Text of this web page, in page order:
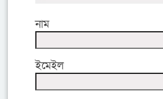
নাম
ইমেইল